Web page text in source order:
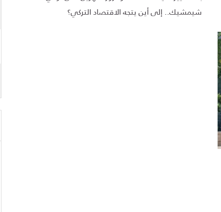
شيمشيك.. إلى أين يتجه الاقتصاد التركي؟